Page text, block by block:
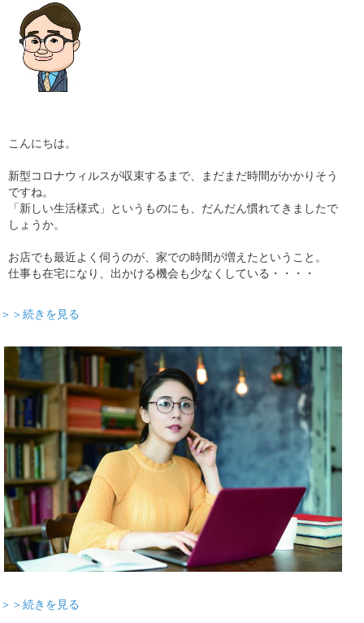
こんにちは。
新型コロナウィルスが収束するまで、まだまだ時間がかかりそう
ですね。
「新しい生活様式」というものにも、だんだん慣れてきましたで
しょうか。
お店でも最近よく伺うのが、家での時間が増えたということ。
仕事も在宅になり、出かける機会も少なくしている・・・・
＞＞続きを見る
＞＞続きを見る